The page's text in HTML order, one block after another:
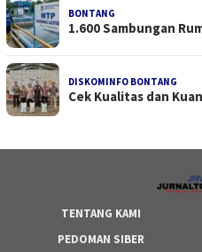
BONTANG
1.600 Sambungan
DISKOMINFO BONTANG
Cek Kualitas dan
TENTANG KAMI
PEDOMAN SIBER